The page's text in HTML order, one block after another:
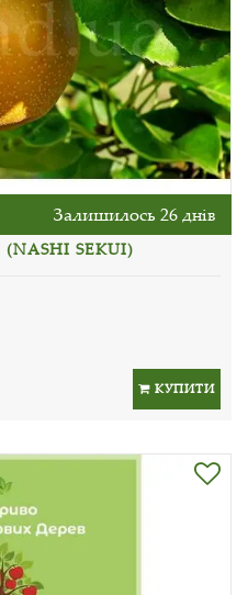
Залишилось 26 днів
SEKUI)
КУПИТИ